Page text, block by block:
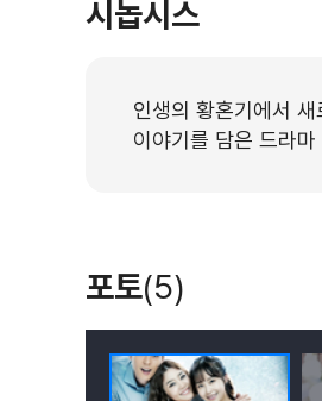
시놉시스
인생의 황혼기에서
이야기를 담은 드라마
포토(5)